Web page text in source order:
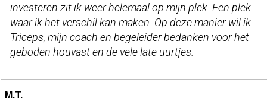
investeren zit ik weer helemaal op mijn plek. Een plek
waar ik het verschil kan maken. Op deze manier wil ik
Triceps, mijn coach en begeleider bedanken voor het
geboden houvast en de vele late uurtjes.
M.T.